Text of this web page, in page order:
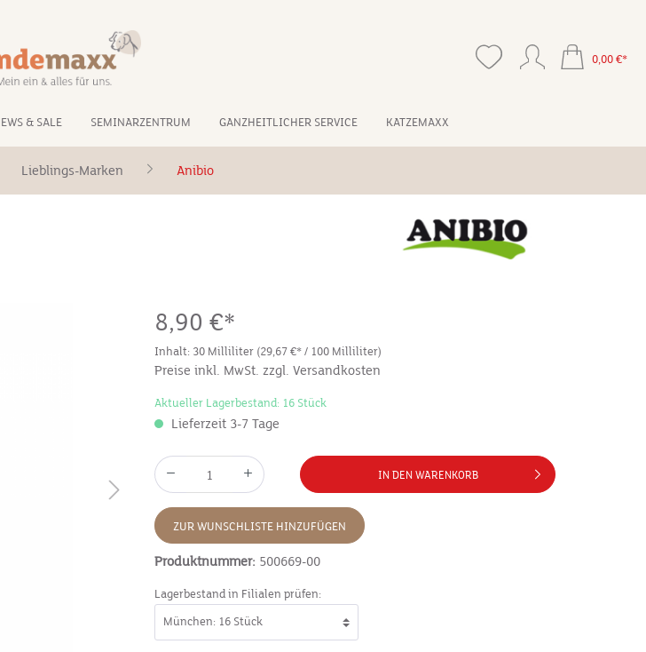
0,00 €*
& SALE SEMINARZENTRUM GANZHEITLICHER SERVICE KATZEMAXX
Lieblings-Marken Anibio
8,90 €*
Inhalt: 30 Milliliter (29,67 €* / 100 Milliliter)
Preise inkl. MwSt. zzgl. Versandkosten
Aktueller Lagerbestand: 16 Stück
Lieferzeit 3-7 Tage
IN DEN WARENKORB
ZUR WUNSCHLISTE HINZUFÜGEN
Produktnummer: 500669-00
Lagerbestand in Filialen prüfen: